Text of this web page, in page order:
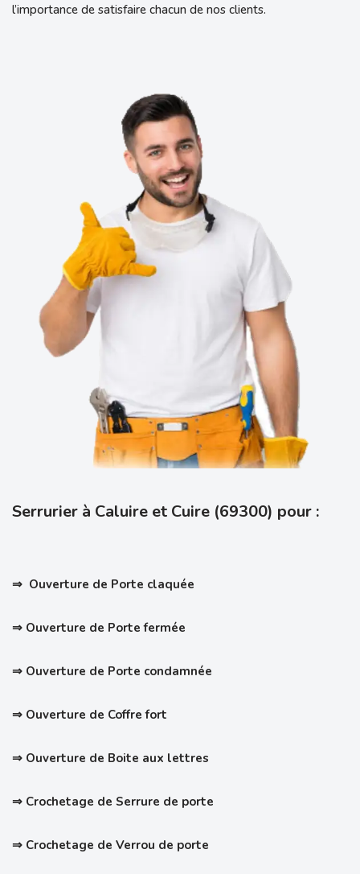
l’importance de satisfaire chacun de nos clients.
Serrurier à Caluire et Cuire (69300) pour :
⇒ Ouverture de Porte claquée
⇒ Ouverture de Porte fermée
⇒ Ouverture de Porte condamnée
⇒ Ouverture de Coffre fort
⇒ Ouverture de Boite aux lettres
⇒ Crochetage de Serrure de porte
⇒ Crochetage de Verrou de porte